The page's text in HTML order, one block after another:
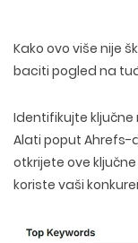
Kako ovo više nije
baciti pogled na
Identifikujte ključne
Alati poput Ahrefs-
otkrijete ove
koriste vaši